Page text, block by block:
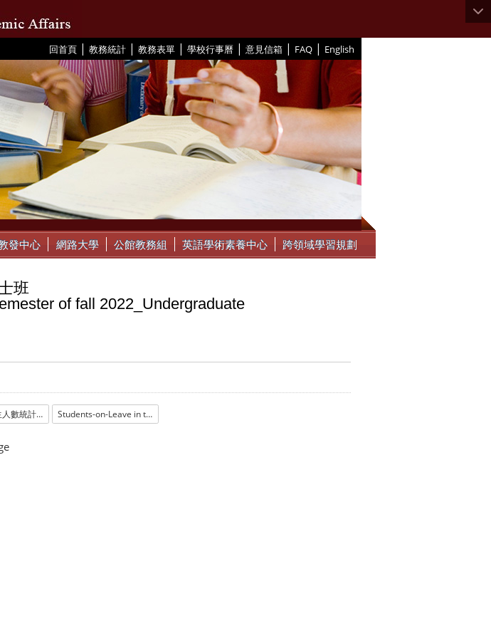
回首頁 | 教務統計 | 教務表單 | 學校行事曆 | 意見信箱 | FAQ | English
發中心 網路大學 公館教務組 英語學術素養中心 跨領域學習規劃
班
of fall 2022_Undergraduate
1111休學學生人數統計_學士班ods Students-on-Leave in the semester of fall 2022_Undergraduate